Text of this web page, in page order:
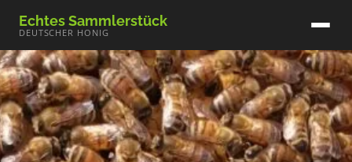
Echtes Sammlerstück
DEUTSCHER HONIG